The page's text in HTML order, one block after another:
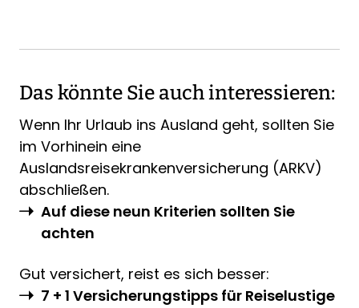
Das könnte Sie auch interessieren:
Wenn Ihr Urlaub ins Ausland geht, sollten Sie
im Vorhinein eine
Auslandsreisekrankenversicherung (ARKV)
abschließen.
Auf diese neun Kriterien sollten Sie
achten
Gut versichert, reist es sich besser:
7 + 1 Versicherungstipps für Reiselustige